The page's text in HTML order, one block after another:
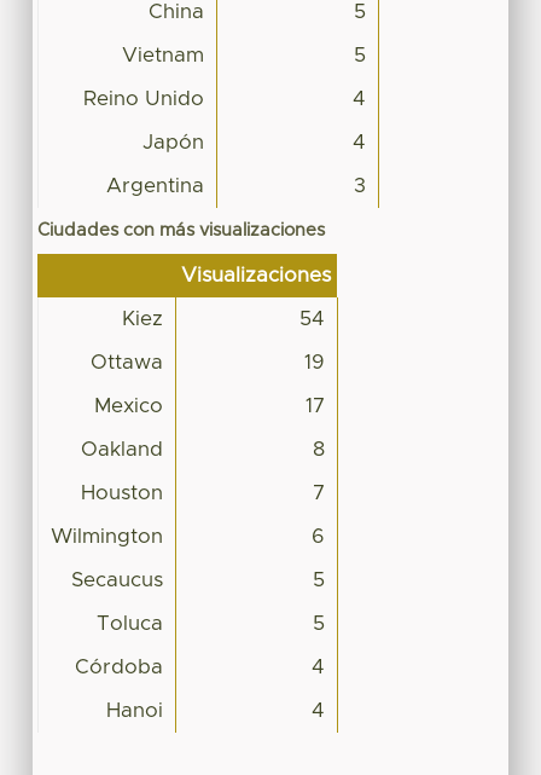
China 5
Vietnam 5
Reino Unido 4
Japón 4
Argentina 3
Ciudades con más visualizaciones
Visualizaciones
Kiez 54
Ottawa 19
Mexico 17
Oakland 8
Houston 7
Wilmington 6
Secaucus 5
Toluca 5
Córdoba 4
Hanoi 4